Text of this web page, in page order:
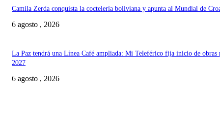
Camila Zerda conquista la coctelería boliviana y apunta al Mundial de
6 agosto , 2026
La Paz tendrá una Línea Café ampliada: Mi Teleférico fija inicio de obras
2027
6 agosto , 2026